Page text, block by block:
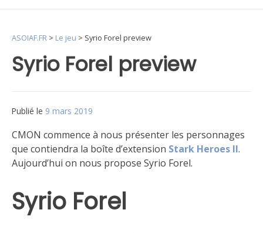
Syrio Forel preview
ASOIAF.FR > Le jeu > Syrio Forel preview
Publié le 9 mars 2019
CMON commence à nous présenter les personnages
que contiendra la boîte d’extension Stark Heroes II.
Aujourd’hui on nous propose Syrio Forel.
Syrio Forel